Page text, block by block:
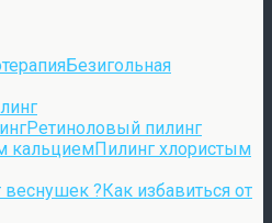
Безигольная
Ретиноловый пилинг
Пилинг хлористым
Как избавиться от